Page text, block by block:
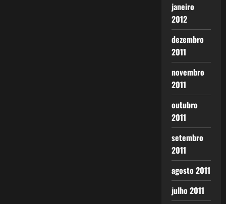
janeiro
2012
dezembro
2011
novembro
2011
outubro
2011
setembro
2011
agosto 2011
julho 2011